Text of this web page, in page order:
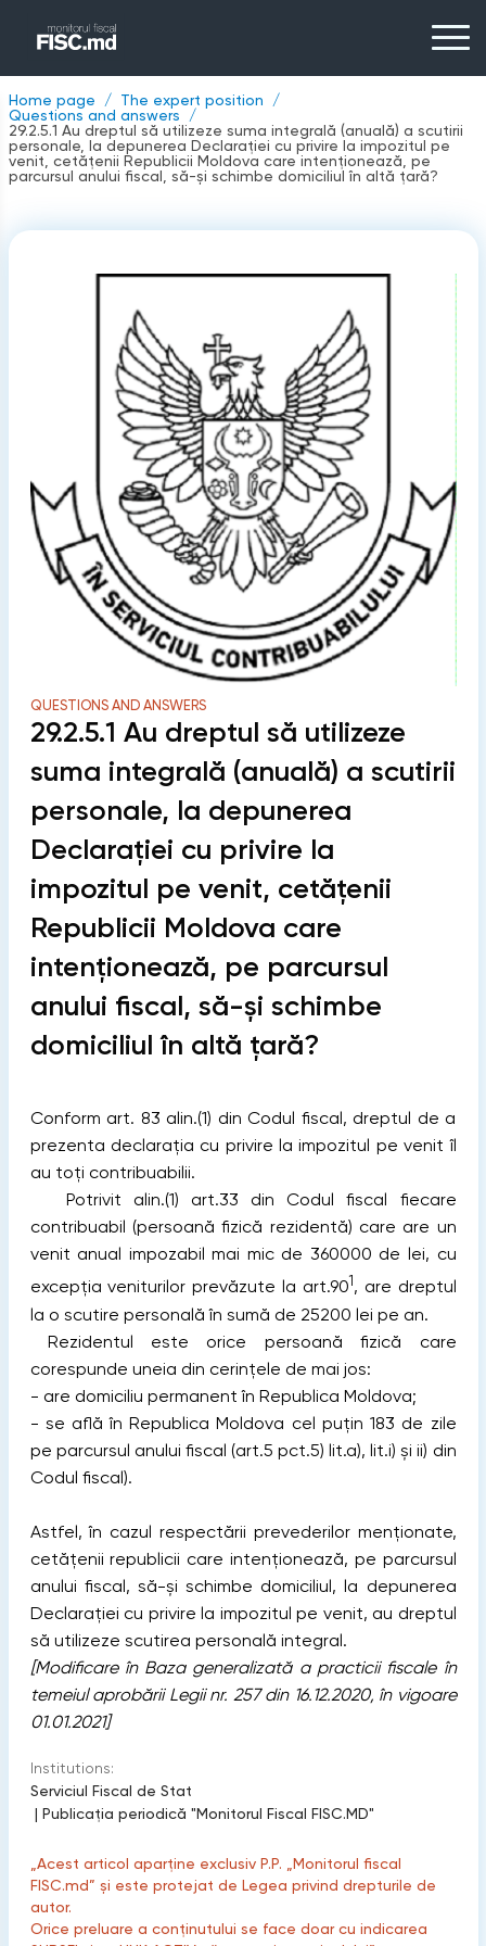
Home page
The expert position
Questions and answers
29.2.5.1 Au dreptul să utilizeze suma integrală (anuală) a scutirii
personale, la depunerea Declaraţiei cu privire la impozitul pe
venit, сetățenii Republicii Moldova care intenționează, pe
parcursul anului fiscal, să-și schimbe domiciliul în altă țară?
QUESTIONS AND ANSWERS
29.2.5.1 Au dreptul să utilizeze
suma integrală (anuală) a scutirii
personale, la depunerea
Declaraţiei cu privire la
impozitul pe venit, сetățenii
Republicii Moldova care
intenționează, pe parcursul
anului fiscal, să-și schimbe
domiciliul în altă țară?
Conform art. 83 alin.(1) din Codul fiscal, dreptul de a
prezenta declaraţia cu privire la impozitul pe venit îl
au toţi contribuabilii.
Potrivit alin.(1) art.33 din Codul fiscal fiecare
contribuabil (persoană fizică rezidentă) care are un
venit anual impozabil mai mic de 360000 de lei, cu
excepţia veniturilor prevăzute la art.901 , are dreptul
la o scutire personală în sumă de 25200 lei pe an.
Rezidentul este orice persoană fizică care
corespunde uneia din cerinţele de mai jos:
- are domiciliu permanent în Republica Moldova;
- se află în Republica Moldova cel puţin 183 de zile
pe parcursul anului fiscal (art.5 pct.5) lit.a), lit.i) și ii) din
Codul fiscal).
Astfel, în cazul respectării prevederilor menționate,
сetățenii republicii care intenționează, pe parcursul
anului fiscal, să-și schimbe domiciliul, la depunerea
Declaraţiei cu privire la impozitul pe venit, au dreptul
să utilizeze scutirea personală integral.
[Modificare în Baza generalizată a practicii fiscale în
temeiul aprobării Legii nr. 257 din 16.12.2020, în vigoare
01.01.2021]
Institutions:
Serviciul Fiscal de Stat
| Publicaţia periodică "Monitorul Fiscal FISC.MD"
„Acest articol aparține exclusiv P.P. „Monitorul fiscal
FISC.md” și este protejat de Legea privind drepturile de
autor.
Orice preluare a conținutului se face doar cu indicarea